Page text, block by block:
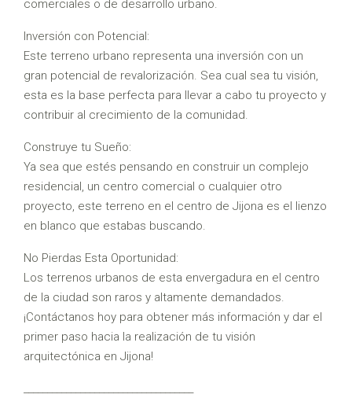
comerciales o de desarrollo urbano.
Inversión con Potencial:
Este terreno urbano representa una inversión con un
gran potencial de revalorización. Sea cual sea tu visión,
esta es la base perfecta para llevar a cabo tu proyecto y
contribuir al crecimiento de la comunidad.
Construye tu Sueño:
Ya sea que estés pensando en construir un complejo
residencial, un centro comercial o cualquier otro
proyecto, este terreno en el centro de Jijona es el lienzo
en blanco que estabas buscando.
No Pierdas Esta Oportunidad:
Los terrenos urbanos de esta envergadura en el centro
de la ciudad son raros y altamente demandados.
¡Contáctanos hoy para obtener más información y dar el
primer paso hacia la realización de tu visión
arquitectónica en Jijona!